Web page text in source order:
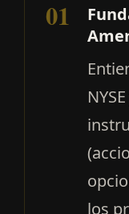
01
los